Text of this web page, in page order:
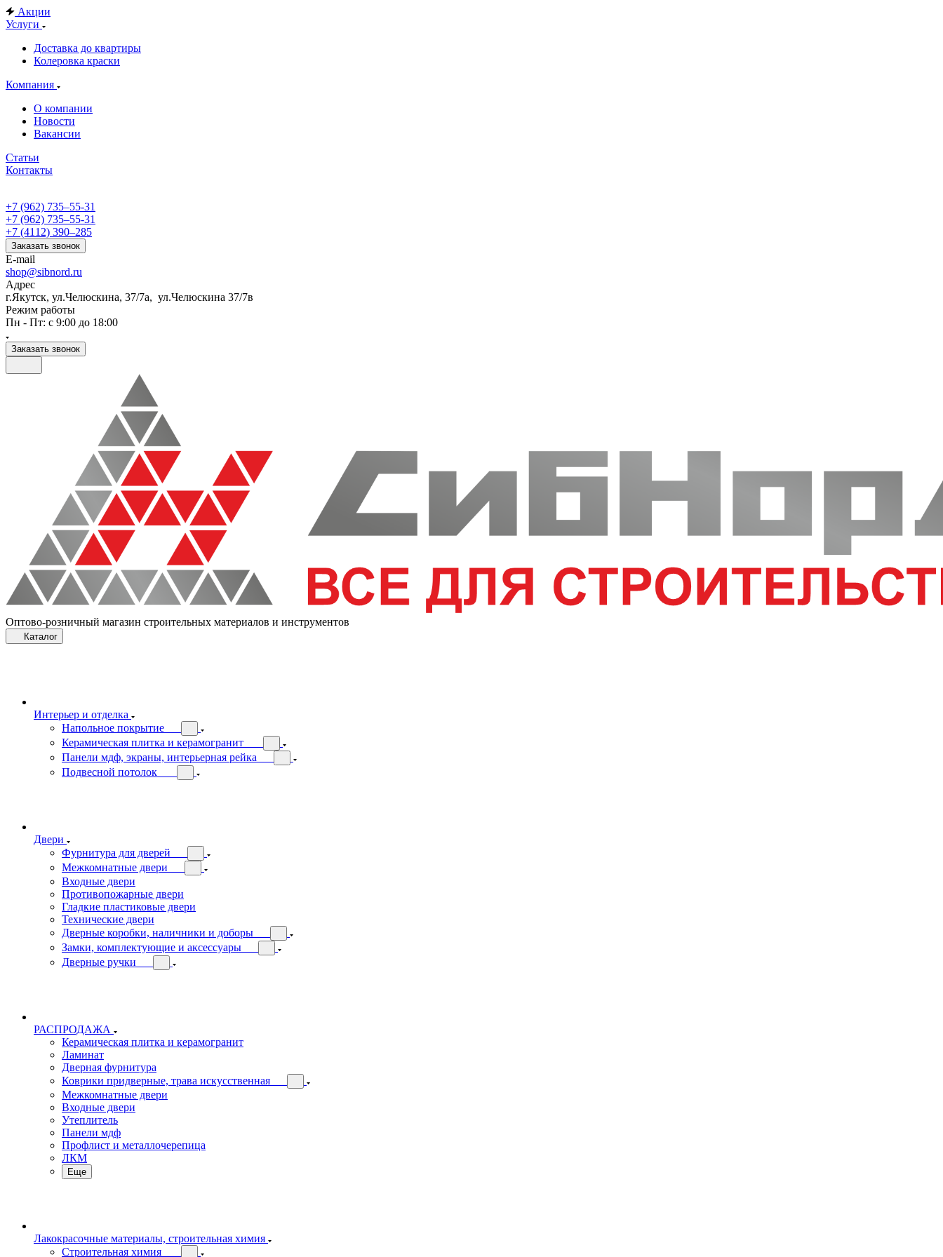
Акции
Услуги
Доставка до квартиры
Колеровка краски
Компания
О компании
Новости
Вакансии
Статьи
Контакты
+7 (962) 735‒55-31
+7 (962) 735‒55-31
+7 (4112) 390‒285
Заказать звонок
E-mail
shop@sibnord.ru
Адрес
​г.Якутск, ул.Челюскина, 37/7а, ул.Челюскина 37/7в
Режим работы
Пн - Пт: с 9:00 до 18:00
Заказать звонок
Оптово-розничный магазин строительных материалов и инструментов
Каталог
Интерьер и отделка
Напольное покрытие
Керамическая плитка и керамогранит
Панели мдф, экраны, интерьерная рейка
Подвесной потолок
Двери
Фурнитура для дверей
Межкомнатные двери
Входные двери
Противопожарные двери
Гладкие пластиковые двери
Технические двери
Дверные коробки, наличники и доборы
Замки, комплектующие и аксессуары
Дверные ручки
РАСПРОДАЖА
Керамическая плитка и керамогранит
Ламинат
Дверная фурнитура
Коврики придверные, трава искусственная
Межкомнатные двери
Входные двери
Утеплитель
Панели мдф
Профлист и металлочерепица
ЛКМ
Еще
Лакокрасочные материалы, строительная химия
Строительная химия